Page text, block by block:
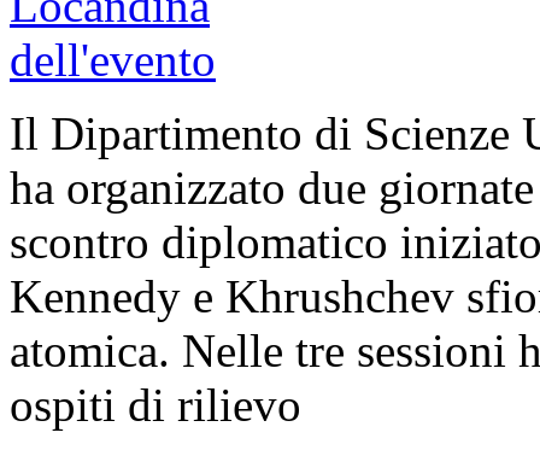
Il Dipartimento di Scienze
ha organizzato due
scontro diplomatico
Kennedy e Khrushchev
atomica. Nelle tre sessioni
ospiti di rilievo